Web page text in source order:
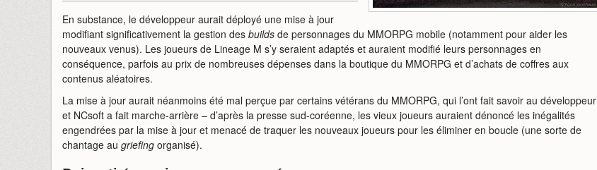
En substance, le développeur aurait déployé une mise à jour
modifiant significativement la gestion des builds de personnages du MMORPG mobile (notamment pour aider les
nouveaux venus). Les joueurs de Lineage M s’y seraient adaptés et auraient modifié leurs personnages en
conséquence, parfois au prix de nombreuses dépenses dans la boutique du MMORPG et d’achats de coffres aux
contenus aléatoires.
La mise à jour aurait néanmoins été mal perçue par certains vétérans du MMORPG, qui l’ont fait savoir au développeur
et NCsoft a fait marche-arrière – d’après la presse sud-coréenne, les vieux joueurs auraient dénoncé les inégalités
engendrées par la mise à jour et menacé de traquer les nouveaux joueurs pour les éliminer en boucle (une sorte de
chantage au griefing organisé).